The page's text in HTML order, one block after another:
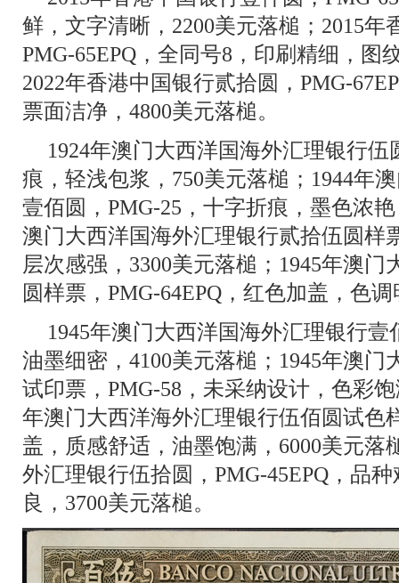
鲜，文字清晰，2200美元落槌；2015年
PMG-65EPQ，全同号8，印刷精细，图
2022年香港中国银行贰拾圆，PMG-
票面洁净，4800美元落槌。
1924年澳门大西洋国海外汇理银行伍
痕，轻浅包浆，750美元落槌；1944年
壹佰圆，PMG-25，十字折痕，墨色浓
澳门大西洋国海外汇理银行贰拾伍圆样
层次感强，3300美元落槌；1945年澳
圆样票，PMG-64EPQ，红色加盖，色
1945年澳门大西洋国海外汇理银行壹
油墨细密，4100美元落槌；1945年澳
试印票，PMG-58，未采纳设计，色彩
年澳门大西洋海外汇理银行伍佰圆试色
盖，质感舒适，油墨饱满，6000美元落
外汇理银行伍拾圆，PMG-45EPQ，品
良，3700美元落槌。